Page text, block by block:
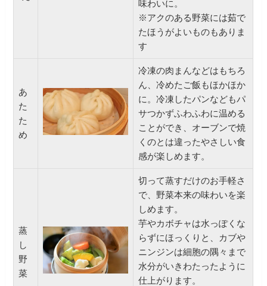
味わいに。
※アクのある野菜には茹で
たほうがよいものもありま
す
あ
た
た
め
冷凍の肉まんなどはもちろ
ん、冷めたご飯もほかほか
に。冷凍したパンなどもパ
サつかずふわふわに温める
ことができ、オーブンで焼
くのとは違ったやさしい食
感が楽しめます。
蒸
し
野
菜
切って蒸すだけのお手軽さ
で、野菜本来の味わいを楽
しめます。
芋やカボチャは水っぽくな
らずにほっくりと、カブや
ニンジンは細胞の隅々まで
水分がいきわたったように
仕上がります。